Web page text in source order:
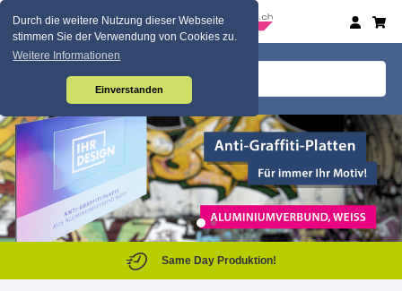
Durch die weitere Nutzung dieser Webseite
stimmen Sie der Verwendung von Cookies zu.
Weitere Informationen
Einverstanden
Same Day Produktion!